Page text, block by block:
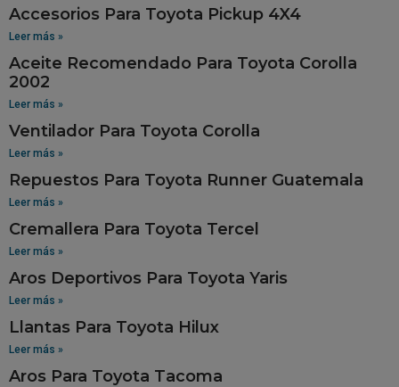
Accesorios Para Toyota Pickup 4X4
Leer más »
Aceite Recomendado Para Toyota Corolla
2002
Leer más »
Ventilador Para Toyota Corolla
Leer más »
Repuestos Para Toyota Runner Guatemala
Leer más »
Cremallera Para Toyota Tercel
Leer más »
Aros Deportivos Para Toyota Yaris
Leer más »
Llantas Para Toyota Hilux
Leer más »
Aros Para Toyota Tacoma